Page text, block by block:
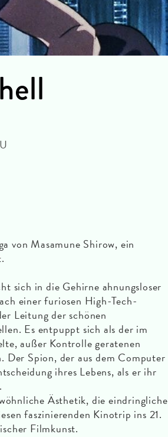
von Masamune Shirow, ein
sich in die Gehirne ahnungsloser
einer furiosen High-Tech-
Leitung der schönen
Es entpuppt sich als der im
außer Kontrolle geratenen
Der Spion, der aus dem Computer
ihres Lebens, als er ihr
Ästhetik, die eindringliche
faszinierenden Kinotrip ins 21.
Filmkunst.